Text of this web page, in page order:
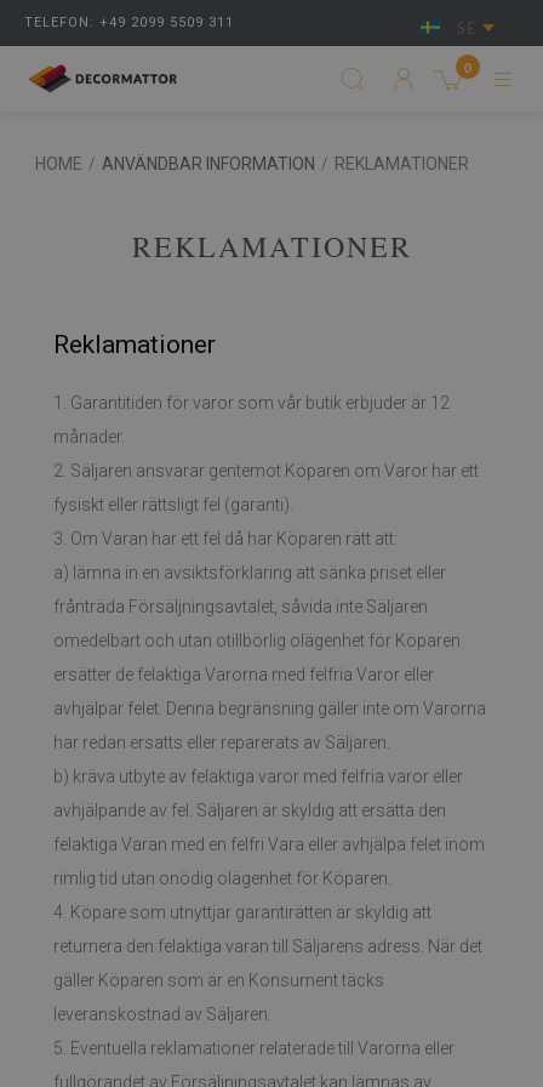
TELEFON: +49 2099 5509 311 SE
0
HOME / ANVÄNDBAR INFORMATION / REKLAMATIONER
REKLAMATIONER
Reklamationer
1. Garantitiden för varor som vår butik erbjuder är 12
månader.
2. Säljaren ansvarar gentemot Köparen om Varor har ett
fysiskt eller rättsligt fel (garanti).
3. Om Varan har ett fel då har Köparen rätt att:
a) lämna in en avsiktsförklaring att sänka priset eller
frånträda Försäljningsavtalet, såvida inte Säljaren
omedelbart och utan otillbörlig olägenhet för Köparen
ersätter de felaktiga Varorna med felfria Varor eller
avhjälpar felet. Denna begränsning gäller inte om Varorna
har redan ersatts eller reparerats av Säljaren.
b) kräva utbyte av felaktiga varor med felfria varor eller
avhjälpande av fel. Säljaren är skyldig att ersätta den
felaktiga Varan med en felfri Vara eller avhjälpa felet inom
rimlig tid utan onödig olägenhet för Köparen.
4. Köpare som utnyttjar garantirätten är skyldig att
returnera den felaktiga varan till Säljarens adress. När det
gäller Köparen som är en Konsument täcks
leveranskostnad av Säljaren.
5. Eventuella reklamationer relaterade till Varorna eller
fullgörandet av Försäljningsavtalet kan lämnas av